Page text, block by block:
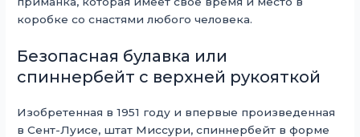
коробке со снастями любого человека.
Безопасная булавка или
спиннербейт с верхней рукояткой
Изобретенная в 1951 году и впервые произведенная
в Сент-Луисе, штат Миссури, спиннербейт в форме